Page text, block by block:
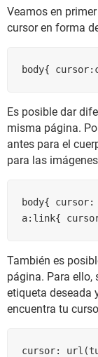
Veamos en
cursor en forma
body{
Es posible dar
misma página.
antes para el
para las
body{
a:link{
También es
página. Para ello,
etiqueta deseada
encuentra tu
cursor: